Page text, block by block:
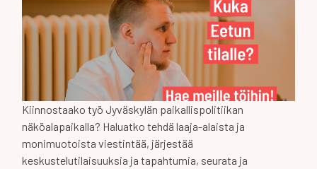
Kiinnostaako työ Jyväskylän paikallispolitiikan
näköalapaikalla? Haluatko tehdä laaja-alaista ja
monimuotoista viestintää, järjestää
keskustelutilaisuuksia ja tapahtumia, seurata ja